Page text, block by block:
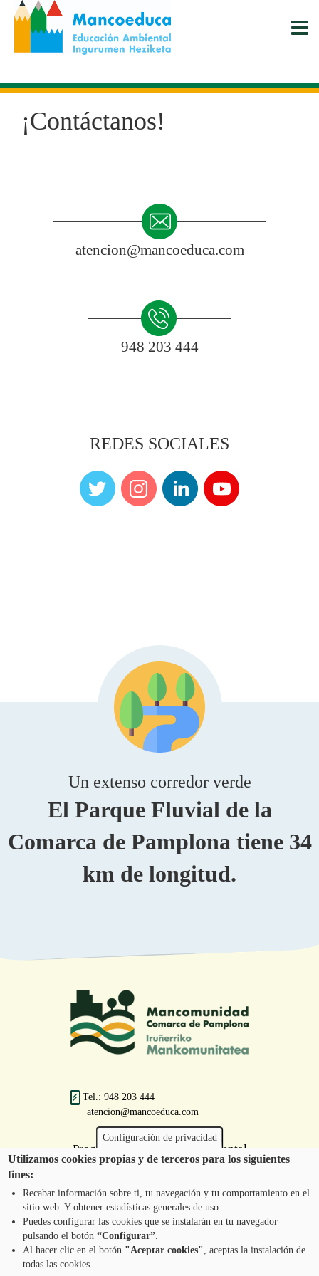
Pasar
contenido
principal
¡Contáctanos!
atencion@mancoeduca.com
948 203 444
REDES SOCIALES
Un extenso corredor verde
El Parque Fluvial de la
Comarca de Pamplona tiene 34
km de longitud.
Tel.: 948 203 444
atencion@mancoeduca.com
Programa de Educación Ambiental
Escolar de la Mancomunidad de la
Pie
CONTÁCTANOS
Configuración de privacidad
Utilizamos cookies propias y de terceros para los siguientes
fines:
Recabar información sobre ti, tu navegación y tu comportamiento en el
sitio web. Y obtener estadísticas generales de uso.
Puedes configurar las cookies que se instalarán en tu navegador
pulsando el botón“Configurar”.
Al hacer clic en el botón "Aceptar cookies", aceptas la instalación de
todas las cookies.